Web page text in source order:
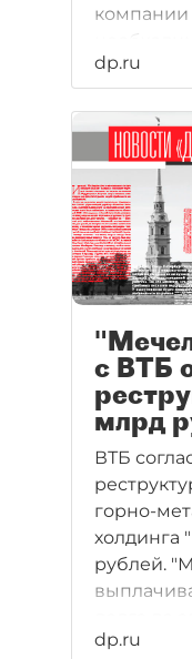
компании
dp.ru
с ВТБ
млрд
ВТБ
горно-
холдинга
рублей.
dp.ru